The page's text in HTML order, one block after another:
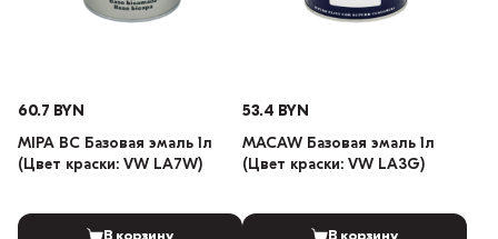
60.7 BYN
MIPA BC Базовая эмаль 1л
(Цвет краски: VW LA7W)
В корзину
53.4 BYN
MACAW Базовая эмаль 1л
(Цвет краски: VW LA3G)
В корзину